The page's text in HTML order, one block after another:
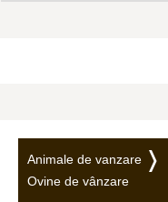
Animale de vanzare
Ovine de vânzare